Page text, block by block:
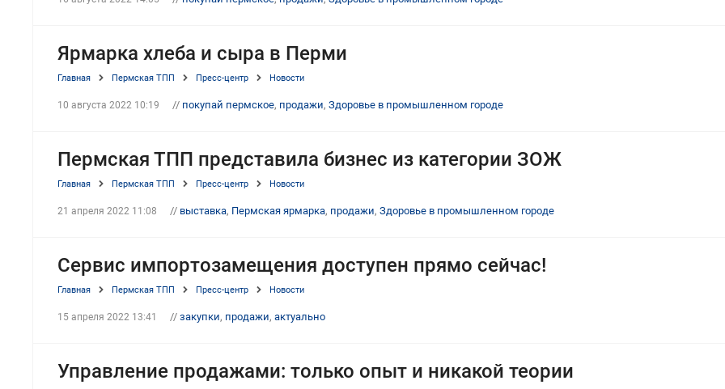
Ярмарка хлеба и сыра в Перми
Главная Пермская ТПП Пресс-центр Новости
10 августа 2022 10:19 // покупай пермское, продажи, Здоровье в промышленном городе
Пермская ТПП представила бизнес из категории ЗОЖ
Главная Пермская ТПП Пресс-центр Новости
21 апреля 2022 11:08 // выставка, Пермская ярмарка, продажи, Здоровье в промышленном городе
Сервис импортозамещения доступен прямо сейчас!
Главная Пермская ТПП Пресс-центр Новости
15 апреля 2022 13:41 // закупки, продажи, актуально
Управление продажами: только опыт и никакой теории